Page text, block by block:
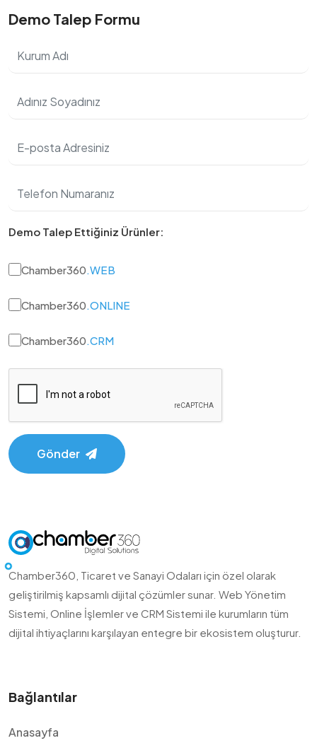
Demo Talep Formu
Demo Talep Ettiğiniz Ürünler:
Chamber360 .WEB
Chamber360 .ONLINE
Chamber360 .CRM
Gönder
Chamber360, Ticaret ve Sanayi Odaları için özel olarak
geliştirilmiş kapsamlı dijital çözümler sunar. Web Yönetim
Sistemi, Online İşlemler ve CRM Sistemi ile kurumların tüm
dijital ihtiyaçlarını karşılayan entegre bir ekosistem oluşturur.
Bağlantılar
Anasayfa